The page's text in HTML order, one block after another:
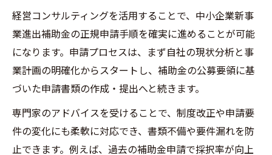
経営コンサルティングを活用することで、中小企業新事
業進出補助金の正規申請手順を確実に進めることが可能
になります。申請プロセスは、まず自社の現状分析と事
業計画の明確化からスタートし、補助金の公募要領に基
づいた申請書類の作成・提出へと続きます。
専門家のアドバイスを受けることで、制度改正や申請要
件の変化にも柔軟に対応でき、書類不備や要件漏れを防
止できます。例えば、過去の補助金申請で採択率が向上